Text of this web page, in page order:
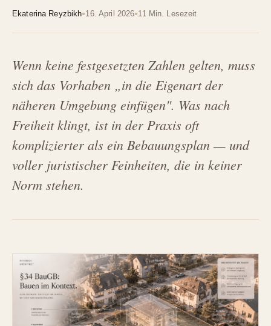
Ekaterina Reyzbikh●16. April 2026●11 Min. Lesezeit
Wenn keine festgesetzten Zahlen gelten, muss
sich das Vorhaben „in die Eigenart der
näheren Umgebung einfügen". Was nach
Freiheit klingt, ist in der Praxis oft
komplizierter als ein Bebauungsplan — und
voller juristischer Feinheiten, die in keiner
Norm stehen.